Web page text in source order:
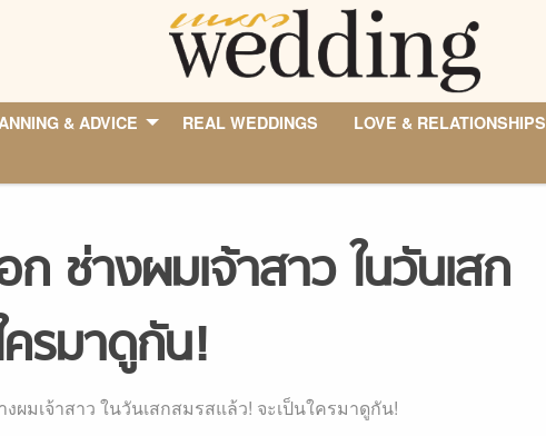
& ADVICE REAL WEDDINGS LOVE & RELATIONSHIPS
ก ช่างผมเจ้าสาว ในวันเสก
ครมาดูกัน!
งผมเจ้าสาว ในวันเสกสมรสแล้ว! จะเป็นใครมาดูกัน!